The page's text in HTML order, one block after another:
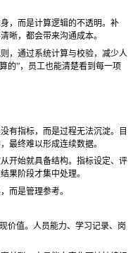
，而是计算逻辑的不透明。补
晰，都会带来沟通成本。
，通过系统计算与校验，减少人
的”，员工也能清楚看到每一项
指标，而是过程无法沉淀。目
最终难以形成连续数据。
开始就具备结构。指标设定、评
果阶段才集中处理。
是管理参考。
价值。人员能力、学习记录、岗